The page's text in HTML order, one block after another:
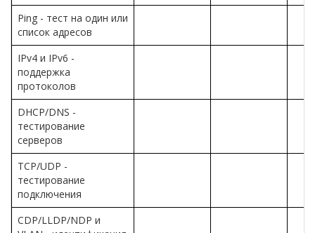
Ping - тест на один или
список адресов
IPv4 и IPv6 -
поддержка
протоколов
DHCP/DNS -
тестирование
серверов
TCP/UDP -
тестирование
подключения
CDP/LLDP/NDP и